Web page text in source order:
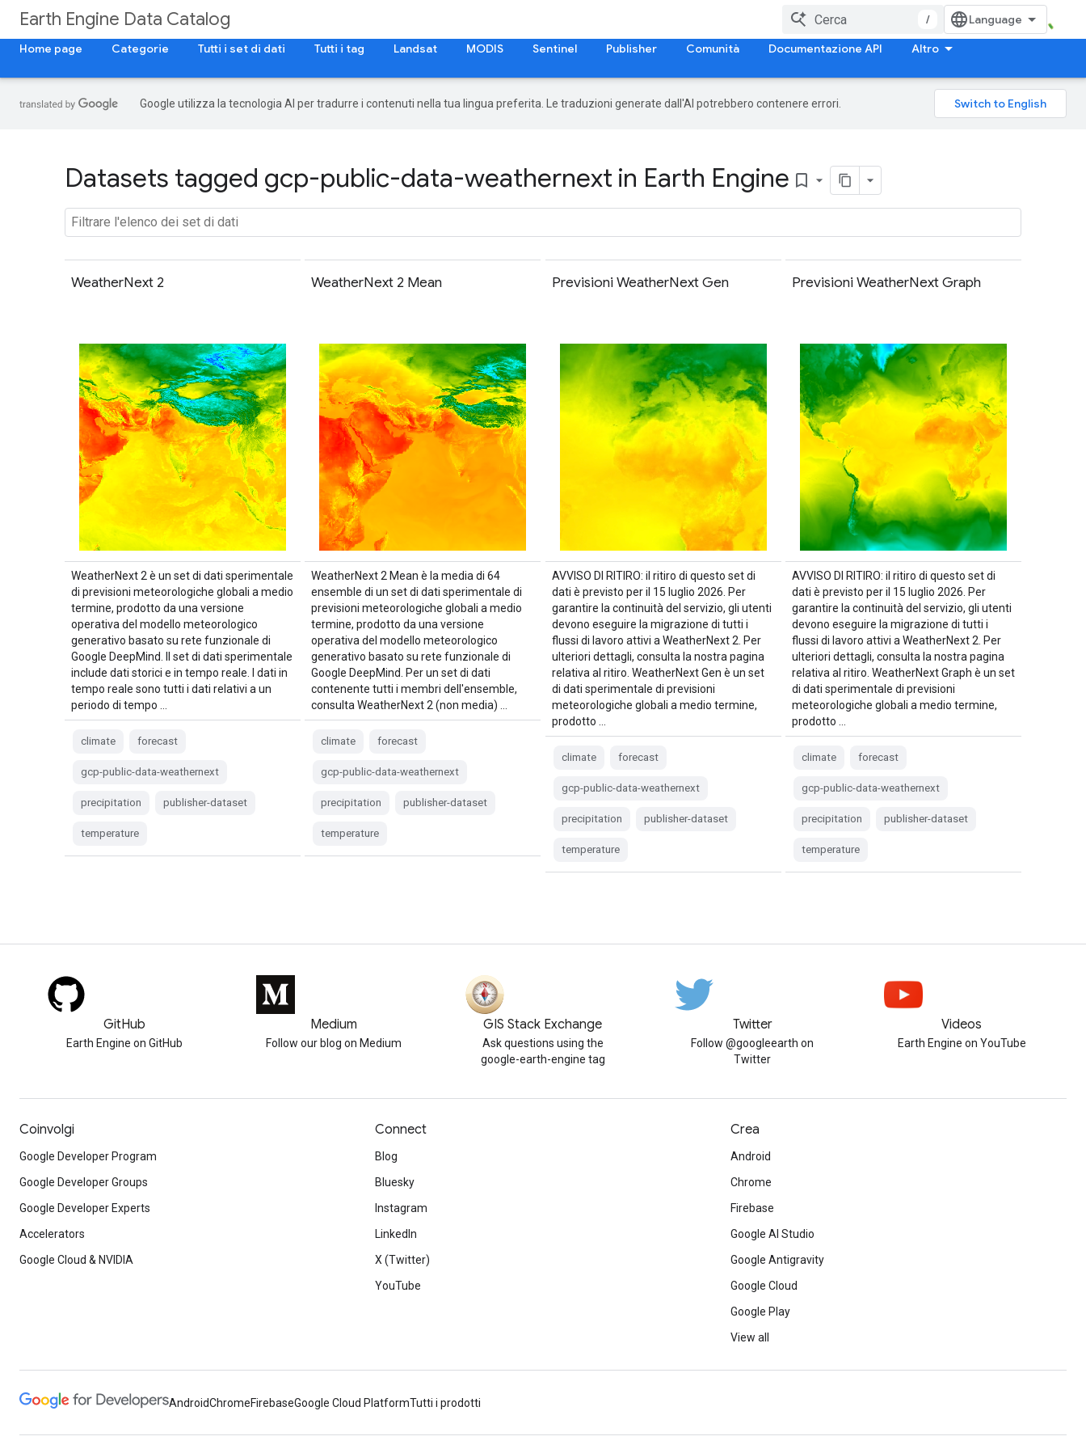
Earth Engine Data Catalog
/
Home page
Categorie Tutti i set di dati Tutti i tag Landsat MODIS Sentinel Publisher Comunità Documentazione API Altro
Google utilizza la tecnologia AI per tradurre i contenuti nella tua lingua preferita. Le traduzioni generate dall'AI potrebbero contenere errori.
Datasets tagged gcp-public-data-weathernext in Earth Engine bookmark_border
WeatherNext 2
WeatherNext 2 è un set di dati sperimentale
di previsioni meteorologiche globali a medio
termine, prodotto da una versione
operativa del modello meteorologico
generativo basato su rete funzionale di
Google DeepMind. Il set di dati sperimentale
include dati storici e in tempo reale. I dati in
tempo reale sono tutti i dati relativi a un
periodo di tempo …
climate forecast
gcp-public-data-weathernext
precipitation publisher-dataset
temperature
WeatherNext 2 Mean
WeatherNext 2 Mean è la media di 64
ensemble di un set di dati sperimentale di
previsioni meteorologiche globali a medio
termine, prodotto da una versione
operativa del modello meteorologico
generativo basato su rete funzionale di
Google DeepMind. Per un set di dati
contenente tutti i membri dell'ensemble,
consulta WeatherNext 2 (non media) …
climate forecast
gcp-public-data-weathernext
precipitation publisher-dataset
temperature
Previsioni WeatherNext Gen
AVVISO DI RITIRO: il ritiro di questo set di
dati è previsto per il 15 luglio 2026. Per
garantire la continuità del servizio, gli utenti
devono eseguire la migrazione di tutti i
flussi di lavoro attivi a WeatherNext 2. Per
ulteriori dettagli, consulta la nostra pagina
relativa al ritiro. WeatherNext Gen è un set
di dati sperimentale di previsioni
meteorologiche globali a medio termine,
prodotto …
climate forecast
gcp-public-data-weathernext
precipitation publisher-dataset
temperature
Previsioni WeatherNext Graph
AVVISO DI RITIRO: il ritiro di questo set di
dati è previsto per il 15 luglio 2026. Per
garantire la continuità del servizio, gli utenti
devono eseguire la migrazione di tutti i
flussi di lavoro attivi a WeatherNext 2. Per
ulteriori dettagli, consulta la nostra pagina
relativa al ritiro. WeatherNext Graph è un set
di dati sperimentale di previsioni
meteorologiche globali a medio termine,
prodotto …
climate forecast
gcp-public-data-weathernext
precipitation publisher-dataset
temperature
GitHub
Earth Engine on GitHub
Medium
Follow our blog on Medium
GIS Stack Exchange
Ask questions using the
google-earth-engine tag
Twitter
Follow @googleearth on
Twitter
Videos
Earth Engine on YouTube
Coinvolgi
Google Developer Program
Google Developer Groups
Google Developer Experts
Accelerators
Google Cloud & NVIDIA
Connect
Blog
Bluesky
Instagram
LinkedIn
X (Twitter)
YouTube
Crea
Android
Chrome
Firebase
Google AI Studio
Google Antigravity
Google Cloud
Google Play
View all
AndroidChromeFirebaseGoogle Cloud PlatformTutti i prodotti